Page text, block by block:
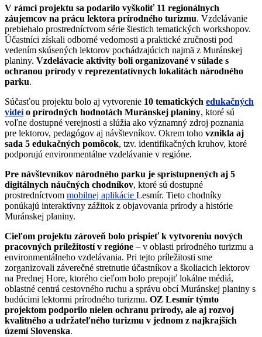
V rámci projektu sa podarilo vyškoliť 11 regionálnych
záujemcov na prácu lektora prírodného turizmu. Vzdelávanie
prebiehalo prostredníctvom série šiestich tematických workshopov.
Účastníci získali odborné vedomosti a praktické zručnosti pod
vedením skúsených lektorov pochádzajúcich najmä z Muránskej
planiny. Vzdelávacie aktivity boli organizované v súlade s
ochranou prírody v reprezentatívnych lokalitách národného
parku.
Súčasťou projektu bolo aj vytvorenie 10 tematických edukačných
videío prírodných hodnotách Muránskej planiny, ktoré sú
voľne dostupné verejnosti a slúžia ako významný zdroj poznania
pre lektorov, pedagógov aj návštevníkov. Okrem toho vznikla aj
sada 5 edukačných pomôcok, tzv. identifikačných kruhov, ktoré
podporujú environmentálne vzdelávanie v regióne.
Pre návštevníkov národného parku je sprístupnených aj 5
digitálnych náučných chodníkov, ktoré sú dostupné
prostredníctvom mobilnej aplikácie Lesmír. Tieto chodníky
ponúkajú interaktívny zážitok z objavovania prírody a histórie
Muránskej planiny.
Cieľom projektu zároveň bolo prispieť k vytvoreniu nových
pracovných príležitostí v regióne – v oblasti prírodného turizmu a
environmentálneho vzdelávania. Pri tejto príležitosti sme
zorganizovali záverečné stretnutie účastníkov a školiacich lektorov
na Prednej Hore, ktorého cieľom bolo prepojiť lokálne médiá,
oblastné centrá cestovného ruchu a správu obcí Muránskej planiny s
budúcimi lektormi prírodného turizmu. OZ Lesmír týmto
projektom podporilo nielen ochranu prírody, ale aj rozvoj
kvalitného a udržateľného turizmu v jednom z najkrajších
území Slovenska.